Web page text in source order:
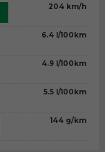
204 km/h
6.4 l/100km
4.9 l/100km
5.5 l/100km
144 g/km